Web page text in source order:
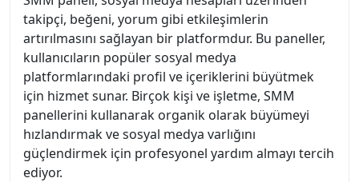
takipçi, beğeni, yorum gibi etkileşimlerin
artırılmasını sağlayan bir platformdur. Bu paneller,
kullanıcıların popüler sosyal medya
platformlarındaki profil ve içeriklerini büyütmek
için hizmet sunar. Birçok kişi ve işletme, SMM
panellerini kullanarak organik olarak büyümeyi
hızlandırmak ve sosyal medya varlığını
güçlendirmek için profesyonel yardım almayı tercih
ediyor.